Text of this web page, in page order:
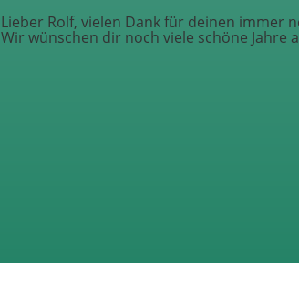
Lieber Rolf, vielen Dank für deinen immer
Wir wünschen dir noch viele schöne Jahre